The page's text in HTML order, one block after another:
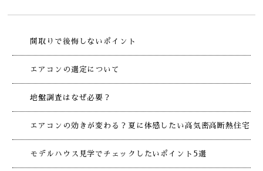
間取りで後悔しないポイント
エアコンの選定について
地盤調査はなぜ必要？
エアコンの効きが変わる？夏に体感したい高気密高断熱住宅
モデルハウス見学でチェックしたいポイント5選